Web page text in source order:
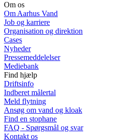
Om os
Om Aarhus Vand
Job og karriere
Organisation og direktion
Cases
Nyheder
Pressemeddelelser
Mediebank
Find hjælp
Driftsinfo
Indberet målertal
Meld flytning
Ansøg om vand og kloak
Find en stophane
FAQ - Spørgsmål og svar
Kontakt os